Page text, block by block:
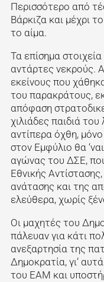
Περισσότερο από
Βάρκιζα και μέχρι
το αίμα.
Τα επίσημα
αντάρτες νεκρούς.
εκείνους που
του παρακράτους,
απόφαση
χιλιάδες παιδιά
αντίπερα όχθη,
στον Εμφύλιο θα
αγώνας του ΔΣΕ,
Εθνικής
ανάτασης και της
ελεύθερα, χωρίς
Οι μαχητές του
πάλευαν για κάτι
ανεξαρτησία της
Δημοκρατία, γι’
του ΕΑΜ και